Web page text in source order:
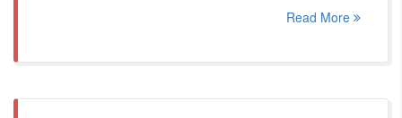
Read More